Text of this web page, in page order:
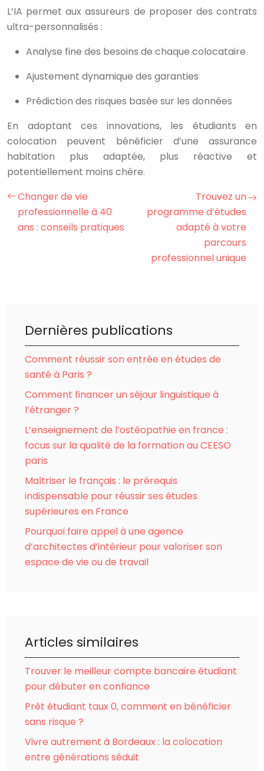
L’IA permet aux assureurs de proposer des contrats
ultra-personnalisés :
Analyse fine des besoins de chaque colocataire
Ajustement dynamique des garanties
Prédiction des risques basée sur les données
En adoptant ces innovations, les étudiants en
colocation peuvent bénéficier d’une assurance
habitation plus adaptée, plus réactive et
potentiellement moins chère.
Changer de vie
professionnelle à 40
ans : conseils pratiques
Trouvez un
programme d’études
adapté à votre
parcours
professionnel unique
Dernières publications
Comment réussir son entrée en études de
santé à Paris ?
Comment financer un séjour linguistique à
l’étranger ?
L’enseignement de l’ostéopathie en france :
focus sur la qualité de la formation au CEESO
paris
Maîtriser le français : le prérequis
indispensable pour réussir ses études
supérieures en France
Pourquoi faire appel à une agence
d’architectes d’intérieur pour valoriser son
espace de vie ou de travail
Articles similaires
Trouver le meilleur compte bancaire étudiant
pour débuter en confiance
Prêt étudiant taux 0, comment en bénéficier
sans risque ?
Vivre autrement à Bordeaux : la colocation
entre générations séduit